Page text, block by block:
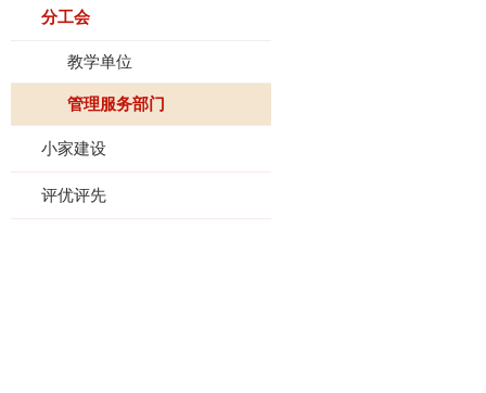
分工会
教学单位
管理服务部门
小家建设
评优评先